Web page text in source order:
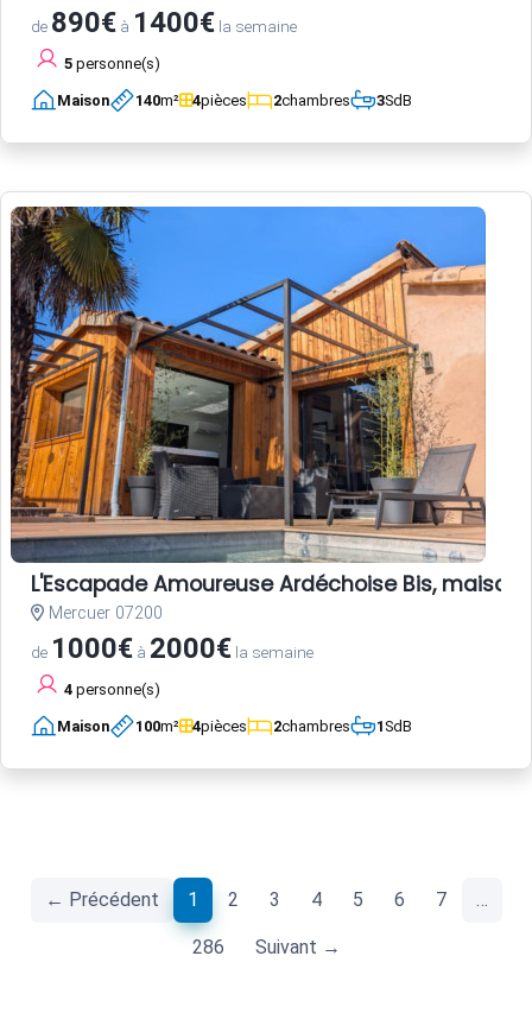
de 890€ à 1400€ la semaine
5 personne(s)
Maison 140m² 4pièces 2chambres 3SdB
L'Escapade Amoureuse Ardéchoise Bis,
Mercuer 07200
de 1000€ à 2000€ la semaine
4 personne(s)
Maison 100m² 4pièces 2chambres 1SdB
← Précédent 1 (current)
2 3 4 5 6 7 …
286 Suivant →